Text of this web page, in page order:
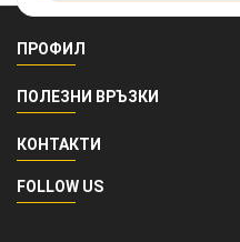
ПРОФИЛ
ПОЛЕЗНИ ВРЪЗКИ
КОНТАКТИ
FOLLOW US